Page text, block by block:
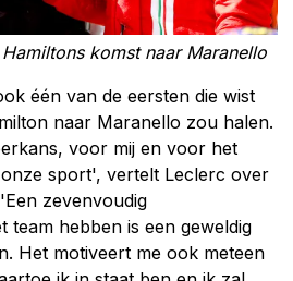
komst naar Maranello
één van de eersten die wist
naar Maranello zou halen.
voor mij en voor het
sport', vertelt Leclerc over
zevenvoudig
team hebben is een geweldig
Het motiveert me ook meteen